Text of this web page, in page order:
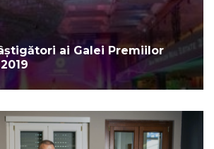
ai Galei Premiilor